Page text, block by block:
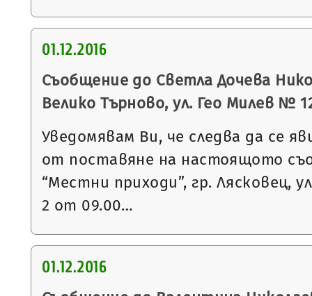
01.12.2016
Съобщение до Светла Дочева
Велико Търново, ул. Гео Милев №
Уведомявам Ви, че следва да се
от поставяне на настоящото
“Местни приходи”, гр. Лясковец,
2 от 09.00…
01.12.2016